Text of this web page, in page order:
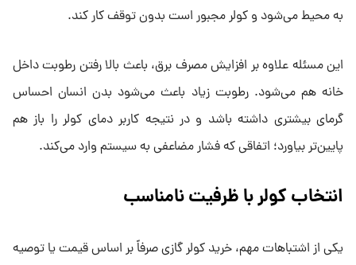
به محیط می‌شود و کولر مجبور است بدون توقف کار کند.
این مسئله علاوه بر افزایش مصرف برق، باعث بالا رفتن رطوبت داخل
خانه هم می‌شود. رطوبت زیاد باعث می‌شود بدن انسان احساس
گرمای بیشتری داشته باشد و در نتیجه کاربر دمای کولر را باز هم
پایین‌تر بیاورد؛ اتفاقی که فشار مضاعفی به سیستم وارد می‌کند.
انتخاب کولر با ظرفیت نامناسب
یکی از اشتباهات مهم، خرید کولر گازی صرفاً بر اساس قیمت یا توصیه